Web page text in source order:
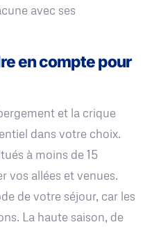
avec ses
en compte pour
et la crique
dans votre choix.
à moins de 15
vos allées et venues.
de votre séjour, car les
La haute saison, de